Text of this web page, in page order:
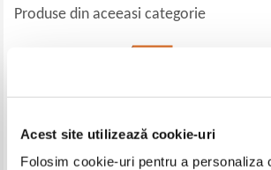
Acest site utilizează cookie-uri
Folosim cookie-uri pentru a personaliza
Produse din aceeasi categorie